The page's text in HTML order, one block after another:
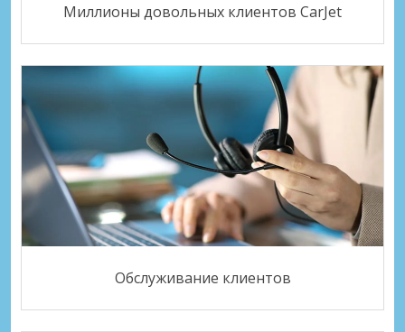
Миллионы довольных клиентов CarJet
Обслуживание клиентов